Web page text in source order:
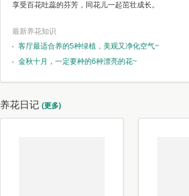
享受百花吐蕊的芬芳，同花儿一起茁壮成长。
最新养花知识
客厅最适合养的5种绿植，美观又净化空气~
金秋十月，一定要种的6种漂亮的花~
养花日记 (更多)